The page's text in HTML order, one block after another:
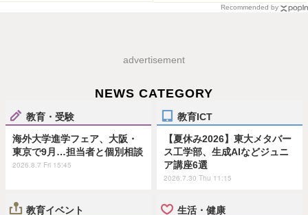
Recommended by
advertisement
NEWS CATEGORY
教育・受験
海外大学進学フェア、大阪・
東京で9月…担当者と個別相談
2026.8.7 Fri 15:45
教育ICT
【夏休み2026】東大メタバー
ス工学部、生成AIなどジュニ
ア講座6選
2026.7.30 Thu 11:15
教育イベント 生活・健康